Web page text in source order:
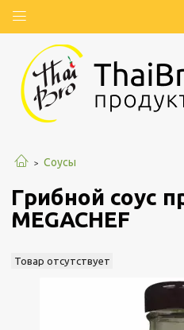
Соусы
Грибной соус
MEGACHEF
Товар отсутствует